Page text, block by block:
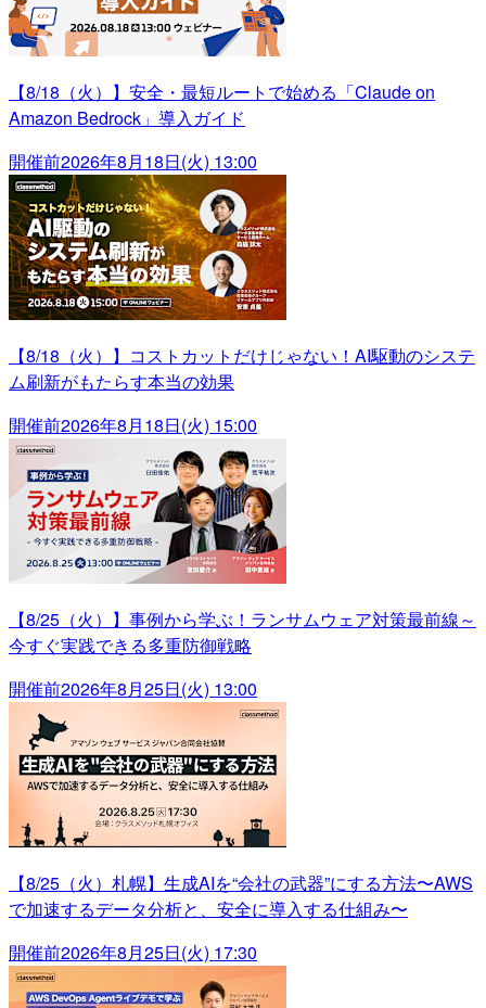
【8/18（火）】安全・最短ルートで始める「Claude on
Amazon Bedrock」導入ガイド
開催前2026年8月18日(火) 13:00
【8/18（火）】コストカットだけじゃない！AI駆動のシステ
ム刷新がもたらす本当の効果
開催前2026年8月18日(火) 15:00
【8/25（火）】事例から学ぶ！ランサムウェア対策最前線～
今すぐ実践できる多重防御戦略
開催前2026年8月25日(火) 13:00
【8/25（火）札幌】生成AIを“会社の武器”にする方法〜AWS
で加速するデータ分析と、安全に導入する仕組み〜
開催前2026年8月25日(火) 17:30